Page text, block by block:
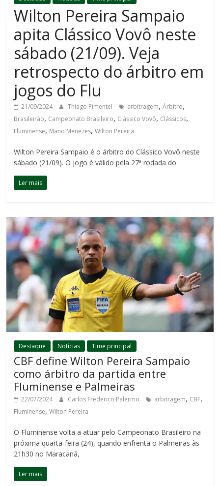
Wilton Pereira Sampaio
apita Clássico Vovô neste
sábado (21/09). Veja
retrospecto do árbitro em
jogos do Flu
21/09/2024 Thiago Pimentel arbitragem,Árbitro,
Brasileirão, Campeonato Brasileiro, Clássico Vovô, Clássicos,
Fluminense, Mano Menezes,Wilton Pereira
Wilton Pereira Sampaio é o árbitro do Clássico Vovô neste
sábado (21/09). O jogo é válido pela 27ª rodada do
Ler mais
Destaque Notícias Time principal
CBF define Wilton Pereira Sampaio
como árbitro da partida entre
Fluminense e Palmeiras
22/07/2024 Carlos Frederico Palermo arbitragem, CBF,
Fluminense,Wilton Pereira
O Fluminense volta a atuar pelo Campeonato Brasileiro na
próxima quarta-feira (24), quando enfrenta o Palmeiras às
21h30 no Maracanã,
Ler mais